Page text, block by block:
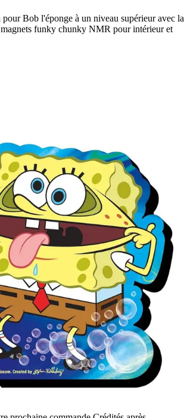
Bob l'éponge à un niveau supérieur avec la
funky chunky NMR pour intérieur et